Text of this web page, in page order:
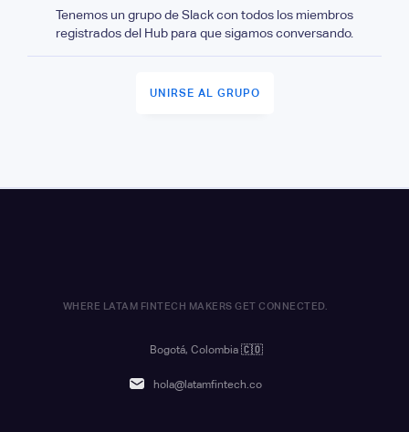
Tenemos un grupo de Slack con todos los miembros
registrados del Hub para que sigamos conversando.
UNIRSE AL GRUPO
WHERE LATAM FINTECH MAKERS GET CONNECTED.
Bogotá, Colombia 🇨🇴
hola@latamfintech.co